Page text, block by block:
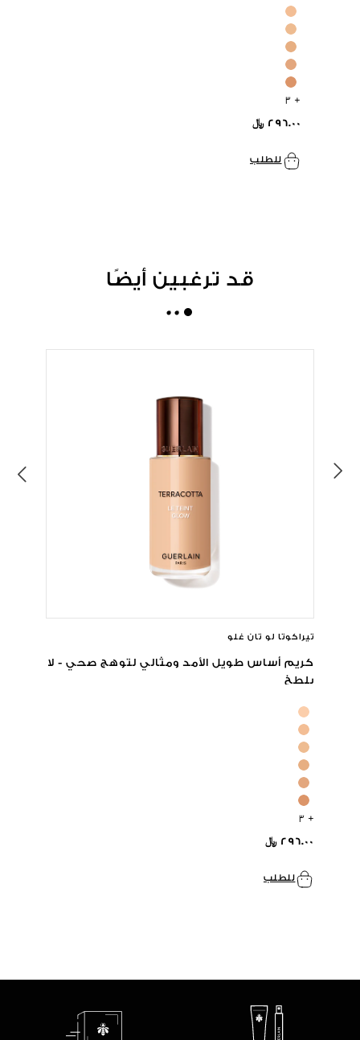
+ ٣
٢٩٦.٠٠ ﷼
للطلب
قد ترغبين أيضًا
تيراكوتا لو تان غلو
كريم أساس طويل الأمد ومثالي لتوهج صحي - لا
يلطخ
+ ٣
٢٩٦.٠٠ ﷼
للطلب